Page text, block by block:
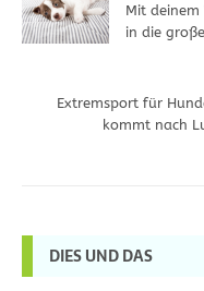
Mit
in die
Extremsport für
kommt nach
DIES UND DAS